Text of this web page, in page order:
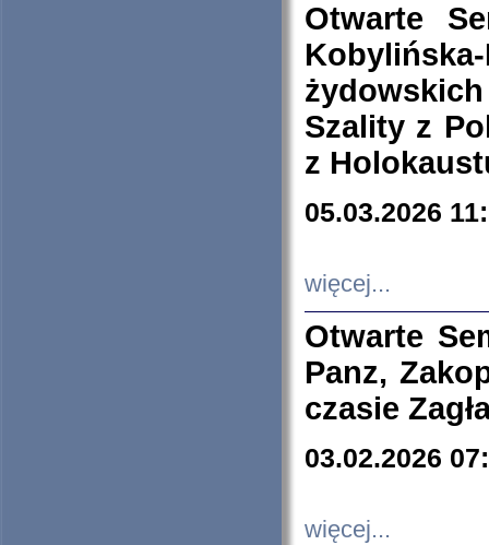
Otwarte
Szality z
z
05.03.2026
więcej...
Otwarte
Panz,
czasie
03.02.2026
więcej...